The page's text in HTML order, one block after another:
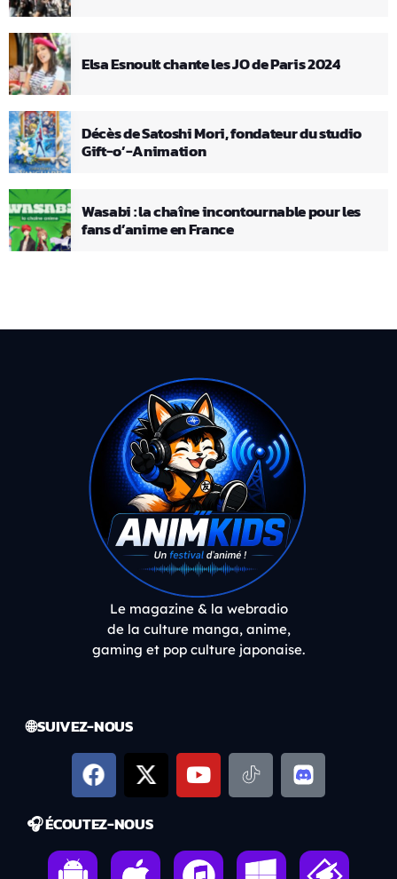
Elsa Esnoult chante les JO de Paris 2024
Décès de Satoshi Mori, fondateur du studio
Gift-o’-Animation
Wasabi : la chaîne incontournable pour les
fans d’anime en France
Le magazine & la webradio
de la culture manga, anime,
gaming et pop culture japonaise.
🌐 SUIVEZ-NOUS
🎧 ÉCOUTEZ-NOUS